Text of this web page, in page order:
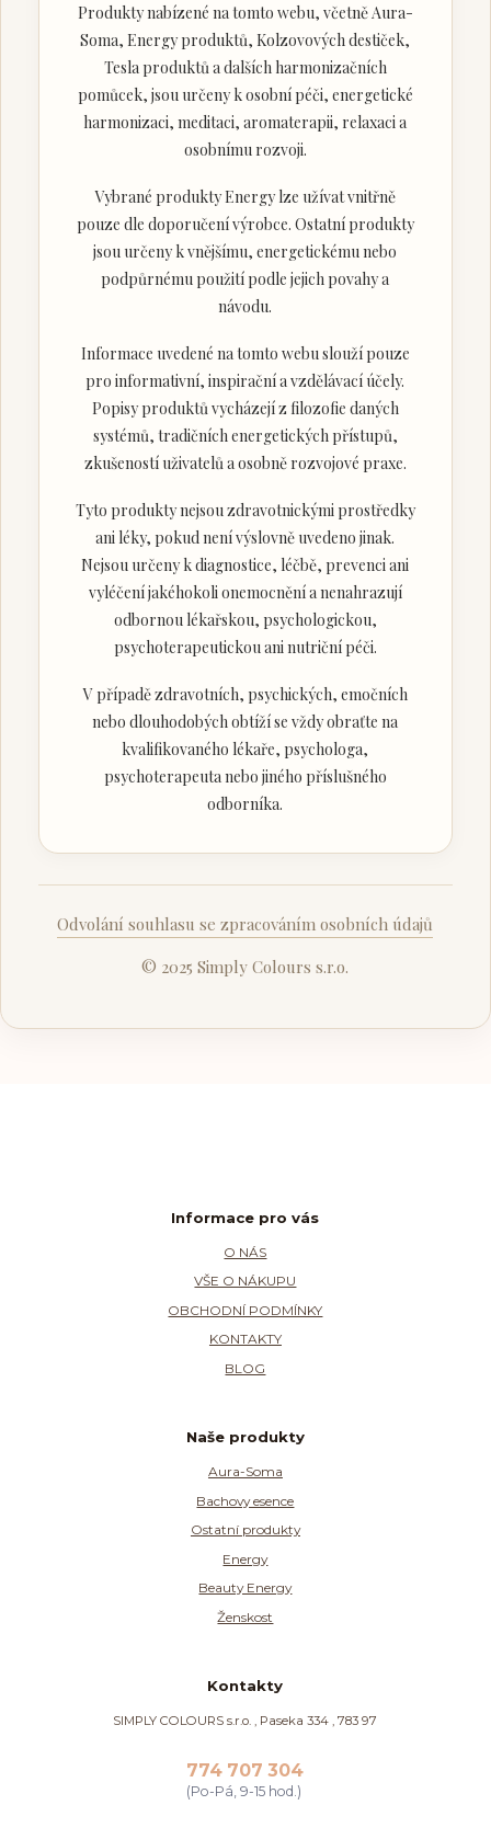
Produkty nabízené na tomto webu, včetně Aura-
Soma, Energy produktů, Kolzovových destiček,
Tesla produktů a dalších harmonizačních
pomůcek, jsou určeny k osobní péči, energetické
harmonizaci, meditaci, aromaterapii, relaxaci a
osobnímu rozvoji.
Vybrané produkty Energy lze užívat vnitřně
pouze dle doporučení výrobce. Ostatní produkty
jsou určeny k vnějšímu, energetickému nebo
podpůrnému použití podle jejich povahy a
návodu.
Informace uvedené na tomto webu slouží pouze
pro informativní, inspirační a vzdělávací účely.
Popisy produktů vycházejí z filozofie daných
systémů, tradičních energetických přístupů,
zkušeností uživatelů a osobně rozvojové praxe.
Tyto produkty nejsou zdravotnickými prostředky
ani léky, pokud není výslovně uvedeno jinak.
Nejsou určeny k diagnostice, léčbě, prevenci ani
vyléčení jakéhokoli onemocnění a nenahrazují
odbornou lékařskou, psychologickou,
psychoterapeutickou ani nutriční péči.
V případě zdravotních, psychických, emočních
nebo dlouhodobých obtíží se vždy obraťte na
kvalifikovaného lékaře, psychologa,
psychoterapeuta nebo jiného příslušného
odborníka.
Odvolání souhlasu se zpracováním osobních údajů
© 2025 Simply Colours s.r.o.
Informace pro vás
O NÁS
VŠE O NÁKUPU
OBCHODNÍ PODMÍNKY
KONTAKTY
BLOG
Naše produkty
Aura-Soma
Bachovy esence
Ostatní produkty
Energy
Beauty Energy
Ženskost
Kontakty
SIMPLY COLOURS s.r.o. , Paseka 334 , 783 97
774 707 304
(Po-Pá, 9-15 hod.)